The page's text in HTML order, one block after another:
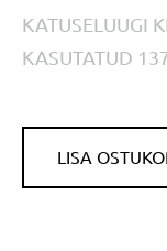
KATUSELUUGI
KASUTATUD
LISA